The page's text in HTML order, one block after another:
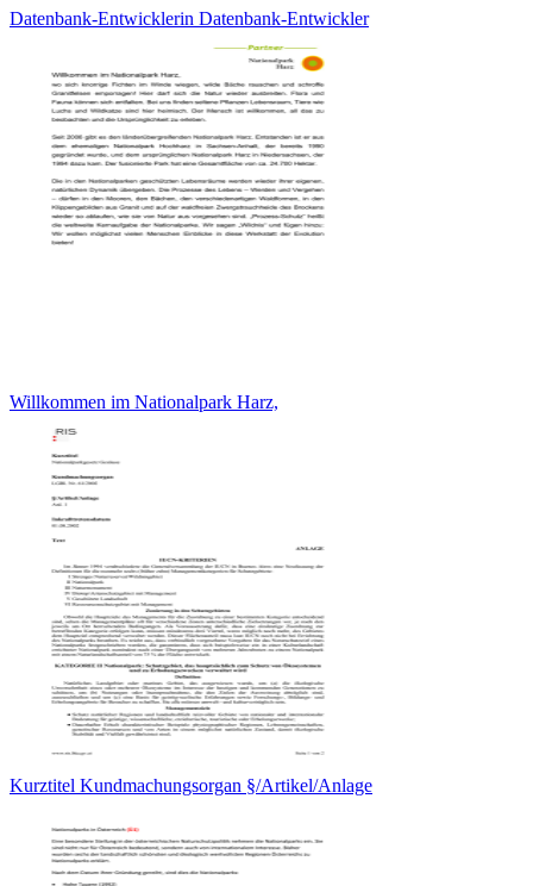
Datenbank-Entwicklerin Datenbank-Entwickler
Willkommen im Nationalpark Harz,
Kurztitel Kundmachungsorgan §/Artikel/Anlage